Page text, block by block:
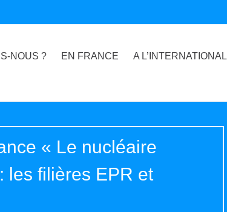
NOUS ? EN FRANCE A L’INTERNATIONAL
« Le nucléaire
les filières EPR et